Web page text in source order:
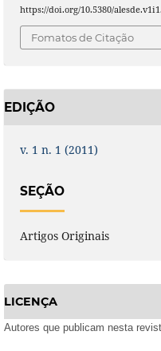
https://doi.org/10.5380/
Fomatos de Citação
EDIÇÃO
v. 1 n. 1 (2011)
SEÇÃO
Artigos Originais
LICENÇA
Autores que publicam nesta